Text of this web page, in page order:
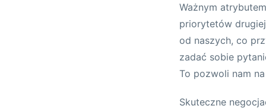
Ważnym
priorytetów
od naszych, co
zadać sobie
To pozwoli nam
Skuteczne